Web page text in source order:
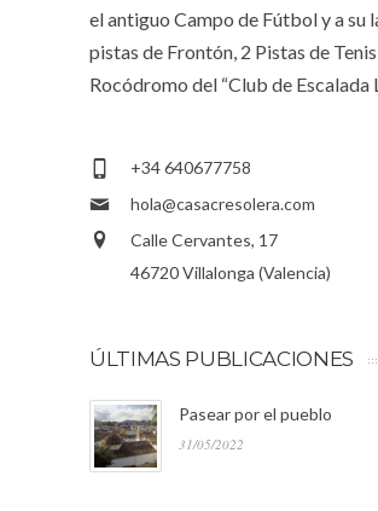
el antiguo Campo de Fútbol y a su
pistas de Frontón, 2 Pistas de
Rocódromo del “Club de Escalada
+34 640677758
hola@casacresolera.com
Calle Cervantes, 17
46720 Villalonga (Valencia)
ÚLTIMAS PUBLICACIONES
Pasear por el pueblo
31/05/2022